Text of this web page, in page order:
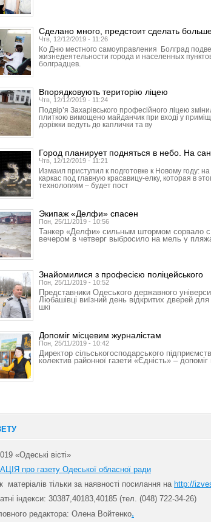
Сделано много, предстоит сделать
Чтв, 12/12/2019 - 11:26
Ко Дню местного самоуправления Болград
жизнедеятельности города и населенных
болградцев.
Впорядковують територію ліцею
Чтв, 12/12/2019 - 11:24
Подвір’я Захарівського професійного ліцею
плиткою вимощено майданчик при вході у
доріжки ведуть до каплички та ву
Город планирует подняться в небо. На
Чтв, 12/12/2019 - 11:21
Измаил приступил к подготовке к Новому году:
каркас под главную красавицу-елку, которая в
технологиям – будет пост
Экипаж «Делфи» спасен
Пон, 25/11/2019 - 10:56
Танкер «Делфи» сильным штормом сорвало
вечером в четверг выбросило на мель у
Знайомилися з професією поліцейського
Пон, 25/11/2019 - 10:52
Представники Одеського державного
Любашівці виїзний день відкритих дверей для
шкі
Допоміг місцевим журналістам
Пон, 25/11/2019 - 10:42
Директор сільськогосподарського
колектив районної газети «Єдність» –
«Одеські вісті»
про газету Одеської обласної ради
матеріалів тільки за наявності посилання на http://
індекси: 30387,40183,40185 (тел. (048) 722-34-26)
редактора: Олена Войтенко.